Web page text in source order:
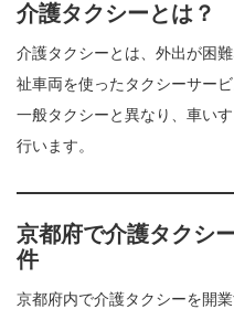
介護タクシーとは？
介護タクシーとは、外出が困
祉車両を使ったタクシーサービ
一般タクシーと異なり、車い
行います。
京都府で介護タクシ
件
京都府内で介護タクシーを開